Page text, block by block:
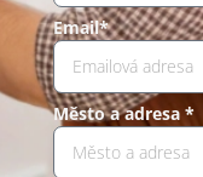
Email*
Město a adresa *